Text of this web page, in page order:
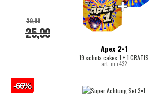
Apex 2=1
19 schots cakes 1 + 1 GRATIS
art. nr.r432
25,00
39,99
-66%